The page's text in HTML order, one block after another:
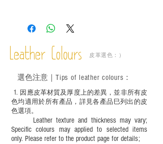
－ 植鞣皮革容易受環境、使用程度等產生
成後定期在皮面塗上皮革專用清潔劑及貂
鼠油等；
適合六歲以下兒童使用；六至十二歲兒童
必須由成年人陪同下使用並應小心處理。
Leather Colours 皮革選色：）
1. ​ 因應皮革材質及厚度上的差異，並非所有皮
色均適用於所有產品，詳見各產品巳列出的皮
色選項。
Leather texture and thickness may vary;
Specific colours may applied to selected items
only. Please refer to the product page for details;
選色注意｜ Tips of leather colours ：